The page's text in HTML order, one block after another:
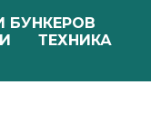
БУНКЕРОВ
ТЕХНИКА